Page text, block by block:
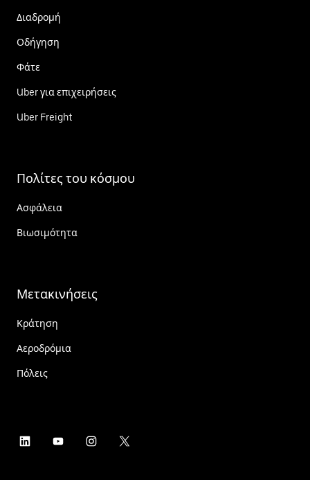
Διαδρομή
Οδήγηση
Φάτε
Uber για επιχειρήσεις
Uber Freight
Πολίτες του κόσμου
Ασφάλεια
Βιωσιμότητα
Μετακινήσεις
Κράτηση
Αεροδρόμια
Πόλεις